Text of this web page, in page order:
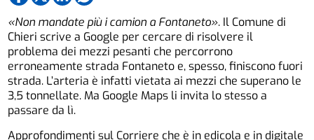
«Non mandate più i camion a Fontaneto». Il Comune di
Chieri scrive a Google per cercare di risolvere il
problema dei mezzi pesanti che percorrono
erroneamente strada Fontaneto e, spesso, finiscono fuori
strada. L’arteria è infatti vietata ai mezzi che superano le
3,5 tonnellate. Ma Google Maps li invita lo stesso a
passare da lì.
Approfondimenti sul Corriere che è in edicola e in digitale